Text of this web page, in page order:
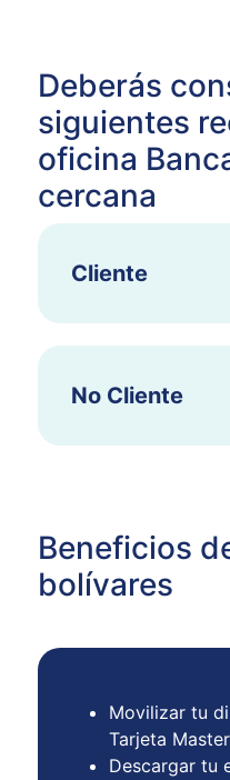
Deberás
siguientes
oficina
cercana
Cliente
No Cliente
Beneficios
bolívares
Movilizar tu
Tarjeta
Descargar tu